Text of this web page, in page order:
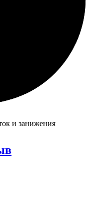
и занижения